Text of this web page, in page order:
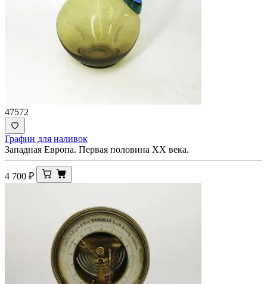
47572
Графин для наливок
Западная Европа. Первая половина ХХ века.
4 700 ₽